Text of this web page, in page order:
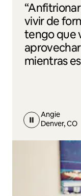
vivir de
tengo que
mientras
Angie
Denver, CO